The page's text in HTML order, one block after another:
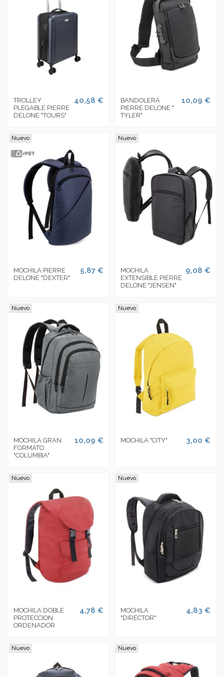
TROLLEY
PLEGABLE PIERRE
DELONE "TOURS"
40,58 €
BANDOLERA
PIERRE DELONE "
TYLER"
10,09 €
Nuevo
MOCHILA PIERRE
DELONE "DEXTER"
5,87 €
Nuevo
MOCHILA
EXTENSIBLE PIERRE
DELONE "JENSEN"
9,08 €
Nuevo
MOCHILA GRAN
FORMATO
"COLUMBIA"
10,09 €
Nuevo
MOCHILA "CITY" 3,00 €
Nuevo
MOCHILA DOBLE
PROTECCION
ORDENADOR
4,78 €
Nuevo
MOCHILA
"DIRECTOR"
4,83 €
Nuevo Nuevo